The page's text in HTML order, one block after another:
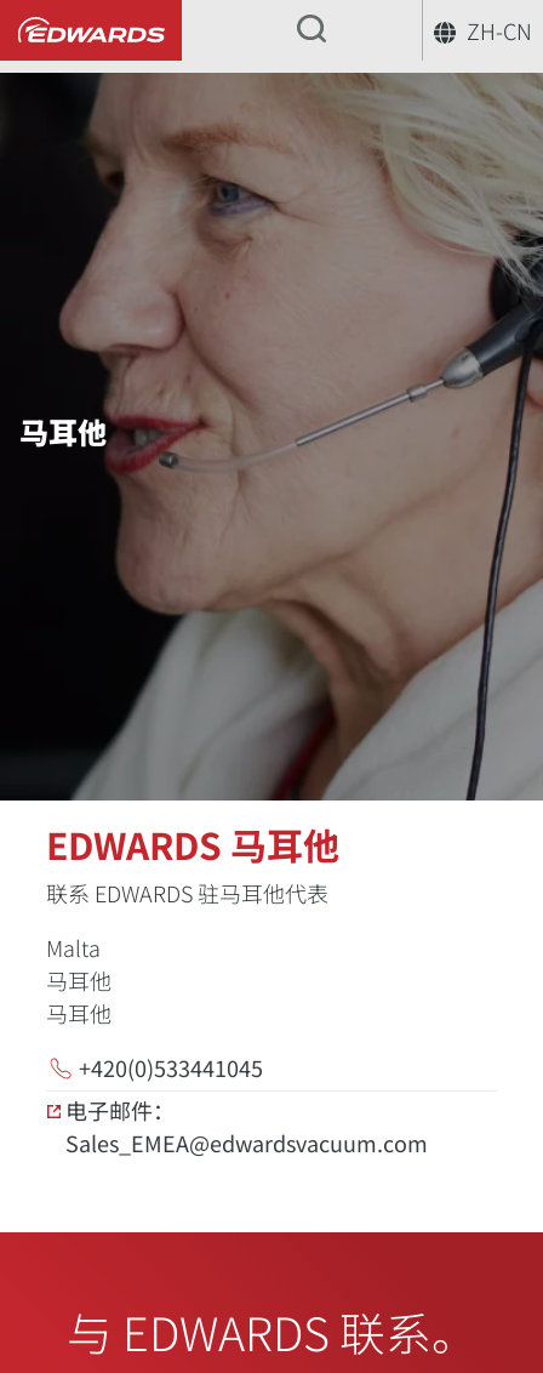
ZH-CN
...
马耳他
EDWARDS 马耳他
联系 EDWARDS 驻马耳他代表
Malta
马耳他
马耳他
+420(0)533441045
电子邮件：
Sales_EMEA@edwardsvacuum.com
与 EDWARDS 联系。